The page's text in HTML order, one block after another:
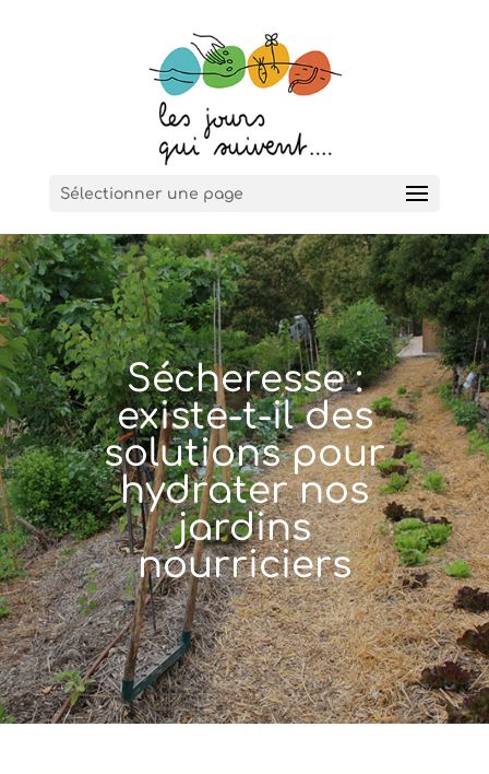
Sélectionner une page
Sécheresse :
existe-t-il des
solutions pour
hydrater nos
jardins
nourriciers